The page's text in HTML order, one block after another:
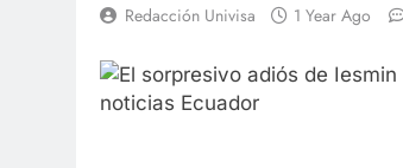
Redacción Univisa 1 Year Ago